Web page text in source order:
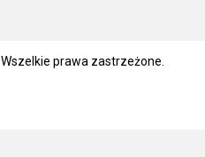
. Wszelkie prawa zastrzeżone.